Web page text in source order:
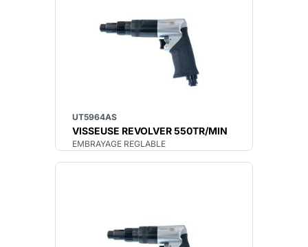
UT5964AS
VISSEUSE REVOLVER 550TR/MIN
EMBRAYAGE REGLABLE